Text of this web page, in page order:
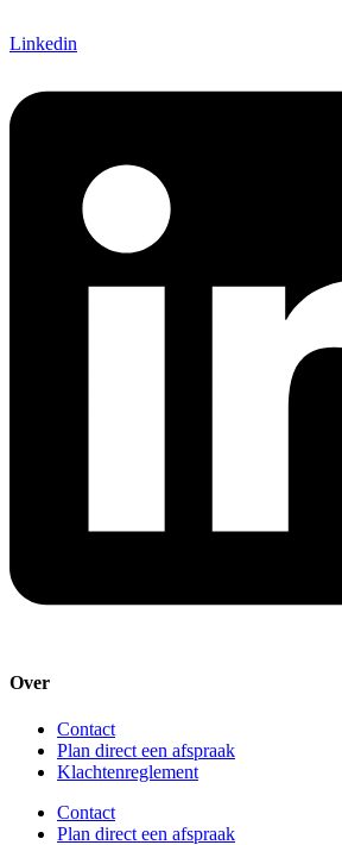
Linkedin
Over
Contact
Plan direct een afspraak
Klachtenreglement
Contact
Plan direct een afspraak